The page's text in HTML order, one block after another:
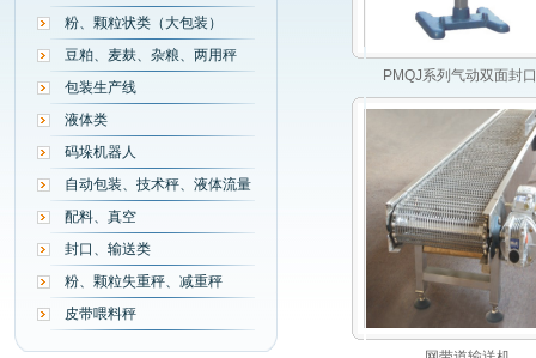
粉、颗粒状类（大包装）
豆粕、麦麸、杂粮、两用秤
包装生产线
液体类
码垛机器人
自动包装、技术秤、液体流量
配料、真空
封口、输送类
粉、颗粒失重秤、减重秤
皮带喂料秤
PMQJ系列气动双面封